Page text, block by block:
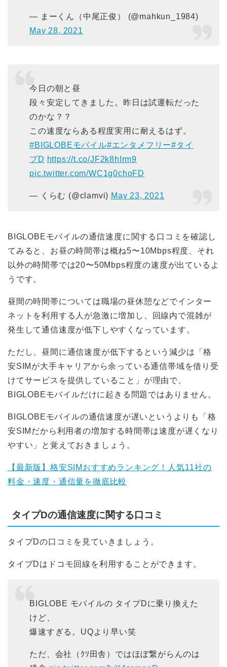
— まーくん（中尾正俊） (@mahkun_1984)
May 28, 2021
今日の朝と昼
段々安定してきました。昨日は試運転だった
のかな？？
この速度ならある程度実用に耐えるはず。
#BIGLOBEモバイル#エンタメフリー#タイ
プD https://t.co/JF2k8hIrm9
pic.twitter.com/WC1g0choFD
— くらむ (@clamvi) May 23, 2021
BIGLOBEモバイルの通信速度に関する口コミを確認し
てみると、お昼の時間帯は概ね5〜10Mbps程度、それ
以外の時間帯では20〜50Mbps程度の速度が出ているよ
うです。
昼間の時間帯については職場の昼休憩などでインター
ネットを利用する人が急激に増加し、回線内で混雑が
発生して通信速度が低下しやすくなっています。
ただし、昼間に通信速度が低下するという減少は「格
安SIMが大手キャリアから余っている通信帯域を借り受
けてサービスを提供していること」が理由で、
BIGLOBEモバイルだけに起きる問題ではありません。
BIGLOBEモバイルの通信速度が遅いというよりも「格
安SIMだから利用者の増加する時間帯は速度が遅くなり
やすい」と覚えておきましょう。
【最新版】格安SIMおすすめランキング！人気11社の
料金・速度・通信量を徹底比較
タイプDの通信速度に関する口コミ
タイプDの口コミを見ていきましょう。
タイプDはドコモ回線を利用することができます。
BIGLOBE モバイルの タイプDに乗り換えた
けど、
爆速すぎる。UQより早い笑
ただ、会社（ｸｿ田舎）ではほぼ繋がらんのは